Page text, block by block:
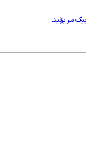
سر بزنيد.